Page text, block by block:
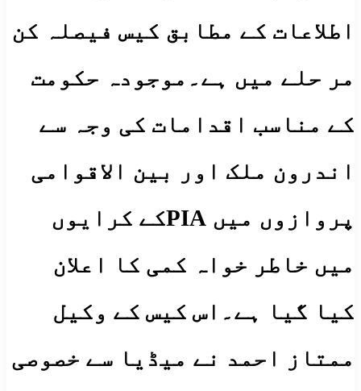
اطلاعات کے مطابق کیس فیصلہ کن
مر حلے میں ہے۔موجودہ حکومت
کے مناسب اقدامات کی وجہ سے
اندرون ملک اور بین الاقوامی
پروازوں میں PIAکے کرایوں
میں خاطر خواہ کمی کا اعلان
کیا گیا ہے۔اس کیس کے وکیل
ممتاز احمد نے میڈیا سے خصوصی